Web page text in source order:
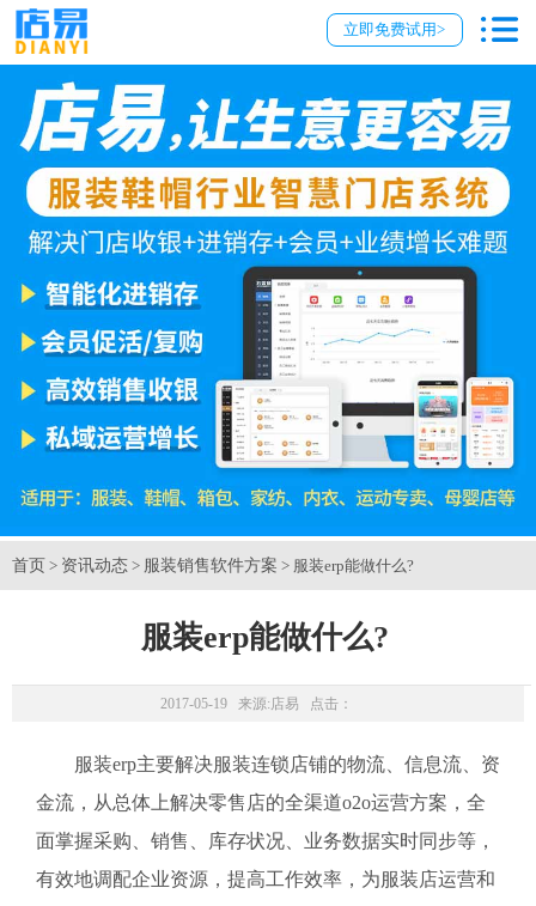
立即免费试用>
首页 > 资讯动态 > 服装销售软件方案 > 服装erp能做什么?
服装erp能做什么?
2017-05-19 来源:店易 点击：
服装erp主要解决服装连锁店铺的物流、信息流、资
金流，从总体上解决零售店的全渠道o2o运营方案，全
面掌握采购、销售、库存状况、业务数据实时同步等，
有效地调配企业资源，提高工作效率，为服装店运营和